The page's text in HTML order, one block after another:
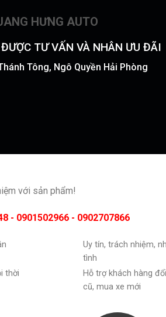
HƯNG AUTO
TƯ VẤN VÀ NHÂN ƯU ĐÃI
Tông, Ngô Quyền Hải Phòng
với sản phẩm!
- 0901502966 - 0902707866
Uy tín, trách nhiệm,
tình
thời
Hỗ trợ khách hàng
cũ, mua xe mới